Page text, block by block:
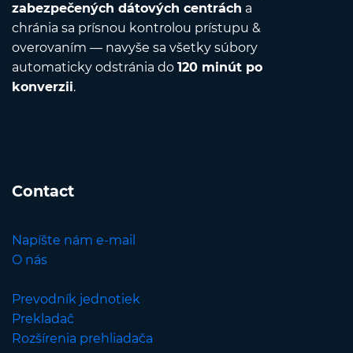
zabezpečených dátových centrách a
chránia sa prísnou kontrolou prístupu &
overovaním — navyše sa všetky súbory
automaticky odstránia do 120 minút po
konverzii.
Contact
Napíšte nám e-mail
O nás
Prevodník jednotiek
Prekladač
Rozšírenia prehliadača